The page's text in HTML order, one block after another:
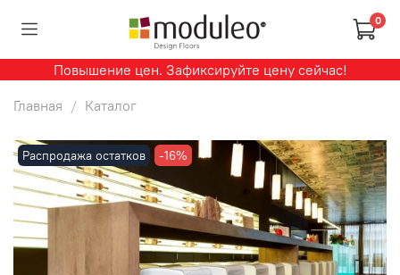
0
Повышение цен. Зафиксируйте цену сейчас!
Главная
Каталог
Распродажа остатков -16%